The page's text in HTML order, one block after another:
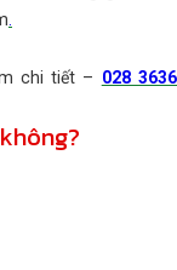
chi tiết – 028 3636